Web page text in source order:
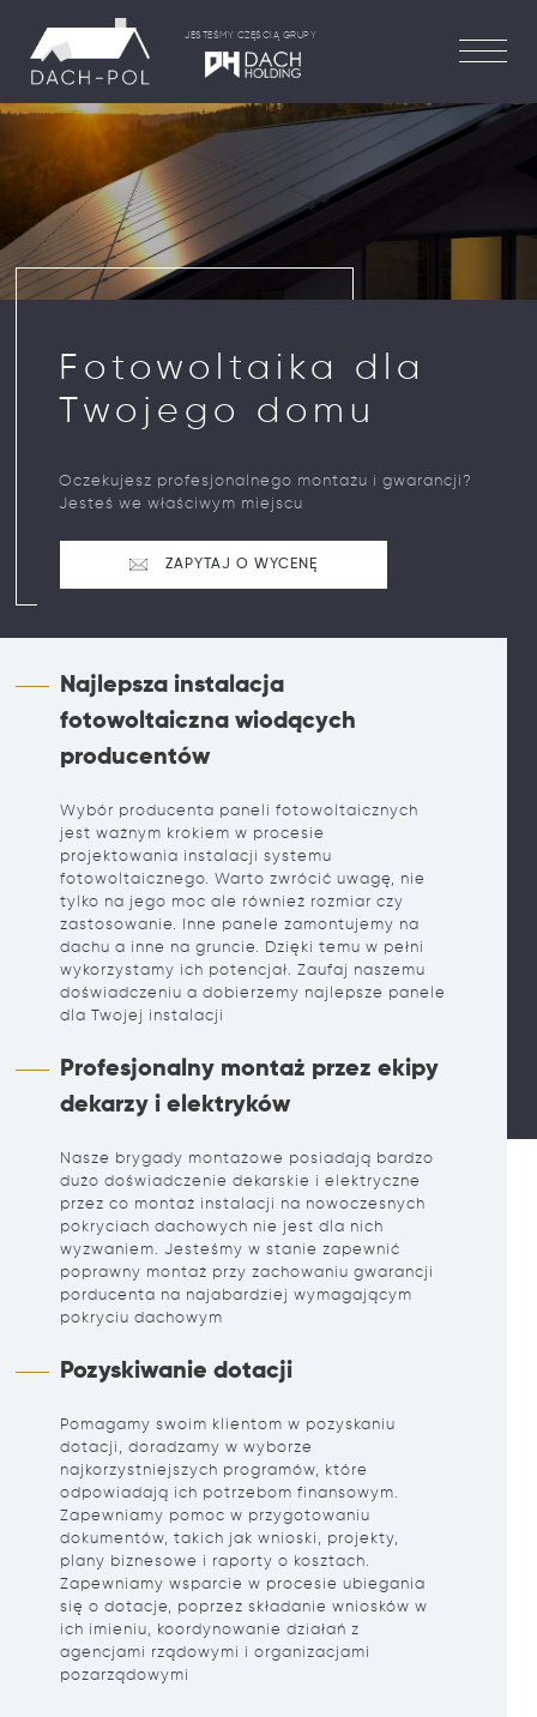
JESTEŚMY CZĘŚCIĄ GRUPY
Fotowoltaika dla
Twojego domu
Oczekujesz profesjonalnego montażu i gwarancji?
Jesteś we właściwym miejscu
ZAPYTAJ O WYCENĘ
Najlepsza instalacja
fotowoltaiczna wiodących
producentów
Wybór producenta paneli fotowoltaicznych
jest ważnym krokiem w procesie
projektowania instalacji systemu
fotowoltaicznego. Warto zwrócić uwagę, nie
tylko na jego moc ale również rozmiar czy
zastosowanie. Inne panele zamontujemy na
dachu a inne na gruncie. Dzięki temu w pełni
wykorzystamy ich potencjał. Zaufaj naszemu
doświadczeniu a dobierzemy najlepsze panele
dla Twojej instalacji
Profesjonalny montaż przez ekipy
dekarzy i elektryków
Nasze brygady montażowe posiadają bardzo
dużo doświadczenie dekarskie i elektryczne
przez co montaż instalacji na nowoczesnych
pokryciach dachowych nie jest dla nich
wyzwaniem. Jesteśmy w stanie zapewnić
poprawny montaż przy zachowaniu gwarancji
porducenta na najabardziej wymagającym
pokryciu dachowym
Pozyskiwanie dotacji
Pomagamy swoim klientom w pozyskaniu
dotacji, doradzamy w wyborze
najkorzystniejszych programów, które
odpowiadają ich potrzebom finansowym.
Zapewniamy pomoc w przygotowaniu
dokumentów, takich jak wnioski, projekty,
plany biznesowe i raporty o kosztach.
Zapewniamy wsparcie w procesie ubiegania
się o dotacje, poprzez składanie wniosków w
ich imieniu, koordynowanie działań z
agencjami rządowymi i organizacjami
pozarządowymi